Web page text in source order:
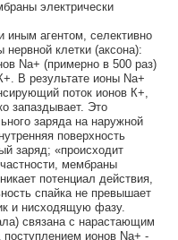
электрически
иным агентом, селективно
клетки (аксона):
Na+ (примерно в 500 раз)
В результате ионы Na+
поток ионов К+,
запаздывает. Это
заряда на наружной
поверхность
заряд; «происходит
мембраны
потенциал действия,
спайка не превышает
и нисходящую фазу.
связана с нарастающим
ионов Na+ -